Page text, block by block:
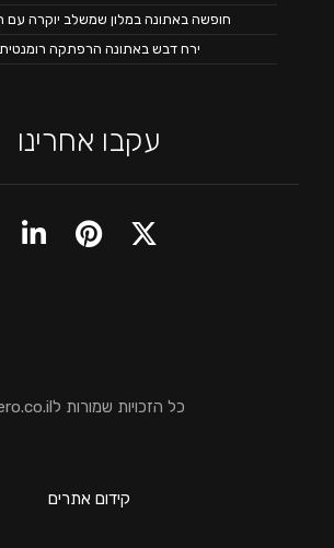
חופשה באתונה במלון שמשלב יוקרה עם
ירח דבש באתונה הרפתקה רומנטית
עקבו אחרינו
כל הזכויות שמורות לlero.co.il
קידום אתרים